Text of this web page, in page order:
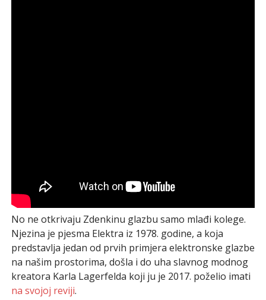
No ne otkrivaju Zdenkinu glazbu samo mlađi kolege.
Njezina je pjesma Elektra iz 1978. godine, a koja
predstavlja jedan od prvih primjera elektronske glazbe
na našim prostorima, došla i do uha slavnog modnog
kreatora Karla Lagerfelda koji ju je 2017. poželio imati
na svojoj reviji.